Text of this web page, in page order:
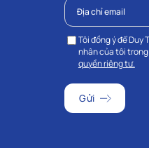
Tôi đồng ý để Duy
nhân của tôi trong
quyền riêng tư.